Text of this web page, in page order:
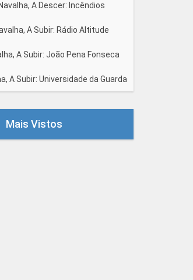
A Descer: Incêndios
A Subir: Rádio Altitude
A Subir: João Pena Fonseca
A Subir: Universidade da Guarda
Mais Vistos